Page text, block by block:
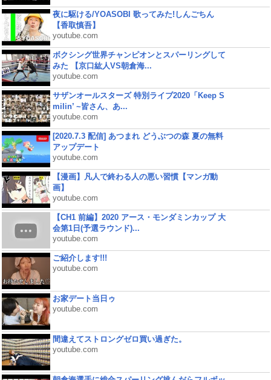
夜に駆ける/YOASOBI 歌ってみた!しんごちん
【香取慎吾】
youtube.com
ボクシング世界チャンピオンとスパーリングして
みた 【京口紘人VS朝倉海...
youtube.com
サザンオールスターズ 特別ライブ2020「Keep S
milin’ ~皆さん、あ...
youtube.com
[2020.7.3 配信] あつまれ どうぶつの森 夏の無料
アップデート
youtube.com
【漫画】凡人で終わる人の悪い習慣【マンガ動
画】
youtube.com
【CH1 前編】2020 アース・モンダミンカップ 大
会第1日(予選ラウンド)...
youtube.com
ご紹介します!!!
youtube.com
お家デート当日ゥ
youtube.com
間違えてストロングゼロ買い過ぎた。
youtube.com